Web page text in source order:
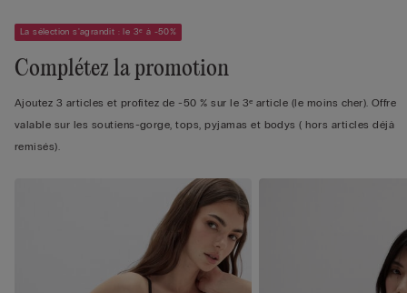
La sélection s'agrandit : le 3ᵉ à -50%
Complétez la promotion
Ajoutez 3 articles et profitez de -50 % sur le 3ᵉ article (le moins cher). Offre
valable sur les soutiens-gorge, tops, pyjamas et bodys ( hors articles déjà
remisés).